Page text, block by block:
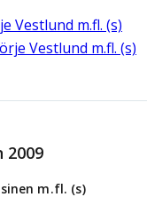
Vestlund m.fl. (s)
Vestlund m.fl. (s)
m.fl. (s)